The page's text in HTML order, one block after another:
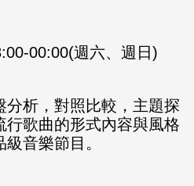
00:00(週六、週日)
分析，對照比較，主題探
行歌曲的形式內容與風格
音樂節目。